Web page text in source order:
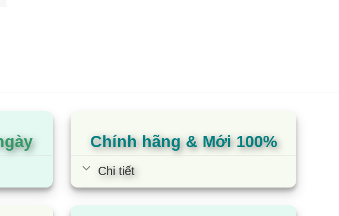
hiện đại sẽ giúp tái hiện âm thanh của trận bóng một cách sôi
là sự lựa chọn phù hợp nếu bạn đang tìm kiếm một chiếc tivi
Chính hãng & Mới 100%
Chi tiết